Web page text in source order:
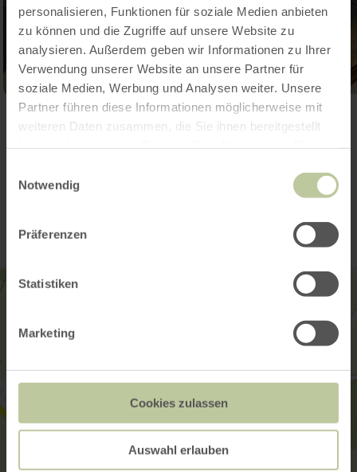
personalisieren, Funktionen für soziale Medien anbieten
zu können und die Zugriffe auf unsere Website zu
analysieren. Außerdem geben wir Informationen zu Ihrer
Verwendung unserer Website an unsere Partner für
soziale Medien, Werbung und Analysen weiter. Unsere
Partner führen diese Informationen möglicherweise mit
weiteren Daten zusammen, die Sie ihnen bereitgestellt
Notwendig
Präferenzen
Statistiken
Marketing
Cookies zulassen
Auswahl erlauben
Galerij openen
Contact